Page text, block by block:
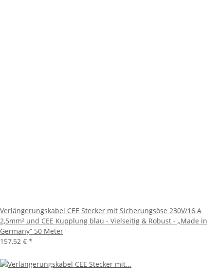
Verlängerungskabel CEE Stecker mit Sicherungsöse 230V/16 A
2,5mm² und CEE Kupplung blau - Vielseitig & Robust - „Made in
Germany“ 50 Meter
157,52 € *